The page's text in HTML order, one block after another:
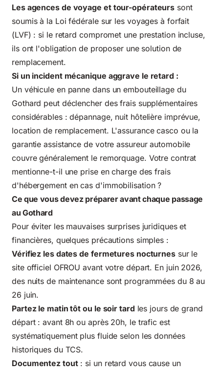
Les agences de voyage et tour-opérateurs sont
soumis à la Loi fédérale sur les voyages à forfait
(LVF) : si le retard compromet une prestation incluse,
ils ont l'obligation de proposer une solution de
remplacement.
Si un incident mécanique aggrave le retard :
Un véhicule en panne dans un embouteillage du
Gothard peut déclencher des frais supplémentaires
considérables : dépannage, nuit hôtelière imprévue,
location de remplacement. L'assurance casco ou la
garantie assistance de votre assureur automobile
couvre généralement le remorquage. Votre contrat
mentionne-t-il une prise en charge des frais
d'hébergement en cas d'immobilisation ?
Ce que vous devez préparer avant chaque passage
au Gothard
Pour éviter les mauvaises surprises juridiques et
financières, quelques précautions simples :
Vérifiez les dates de fermetures nocturnessur le
site officiel OFROU avant votre départ. En juin 2026,
des nuits de maintenance sont programmées du 8 au
26 juin.
Partez le matin tôt ou le soir tard les jours de grand
départ : avant 8h ou après 20h, le trafic est
systématiquement plus fluide selon les données
historiques du TCS.
Documentez tout: si un retard vous cause un